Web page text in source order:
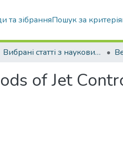
та зібранняПошук за
Вибрані статті з наукових збірників КНУБА
of Jet